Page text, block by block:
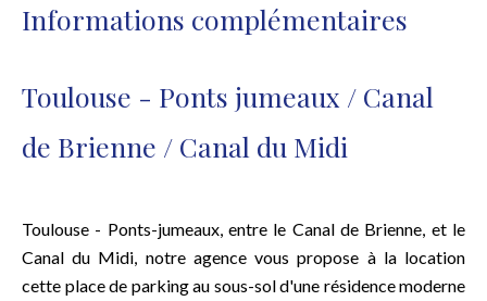
Informations complémentaires
Toulouse - Ponts jumeaux / Canal
de Brienne / Canal du Midi
Toulouse - Ponts-jumeaux, entre le Canal de Brienne, et le
Canal du Midi, notre agence vous propose à la location
cette place de parking au sous-sol d'une résidence moderne